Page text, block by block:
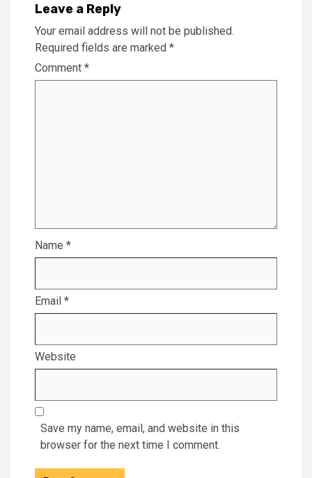
Leave a Reply
Your email address will not be published.
Required fields are marked *
Comment *
Name *
Email *
Website
Save my name, email, and website in this
browser for the next time I comment.